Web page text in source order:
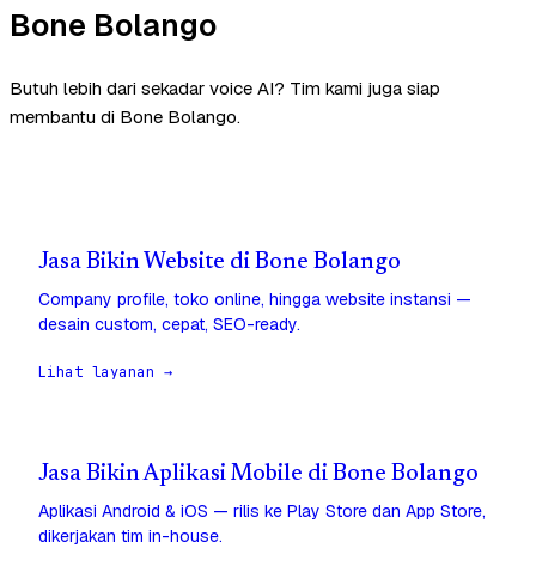
Bone Bolango
Butuh lebih dari sekadar voice AI? Tim kami juga siap
membantu di Bone Bolango.
Jasa Bikin Website di Bone Bolango
Company profile, toko online, hingga website instansi —
desain custom, cepat, SEO-ready.
Lihat layanan →
Jasa Bikin Aplikasi Mobile di Bone Bolango
Aplikasi Android & iOS — rilis ke Play Store dan App Store,
dikerjakan tim in-house.